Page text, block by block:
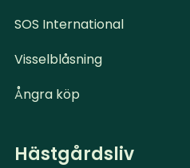
SOS International
Visselblåsning
Ångra köp
Hästgårdsliv